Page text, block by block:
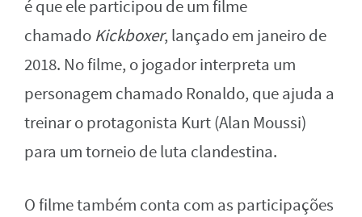
é que ele participou de um filme
chamado Kickboxer, lançado em janeiro de
2018. No filme, o jogador interpreta um
personagem chamado Ronaldo, que ajuda a
treinar o protagonista Kurt (Alan Moussi)
para um torneio de luta clandestina.
O filme também conta com as participações